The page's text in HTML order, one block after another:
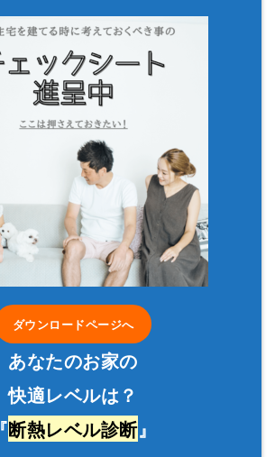
ダウンロードページへ
あなたのお家の
快適レベルは？
『断熱レベル診断』